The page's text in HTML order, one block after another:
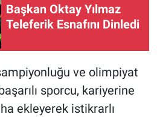
Başkan Oktay Yılmaz
Teleferik Esnafını Dinledi
ve olimpiyat
sporcu, kariyerine
ekleyerek istikrarlı